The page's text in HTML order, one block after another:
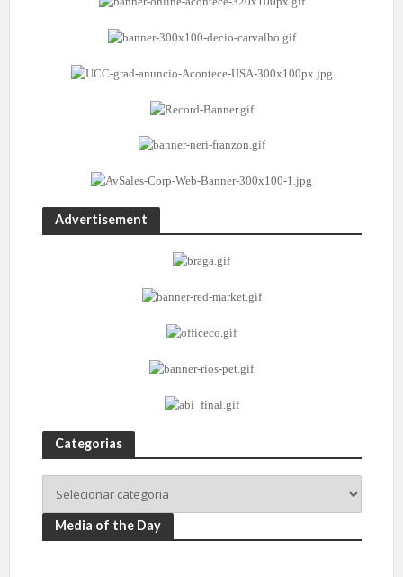
Advertisement
Categorias
Media of the Day